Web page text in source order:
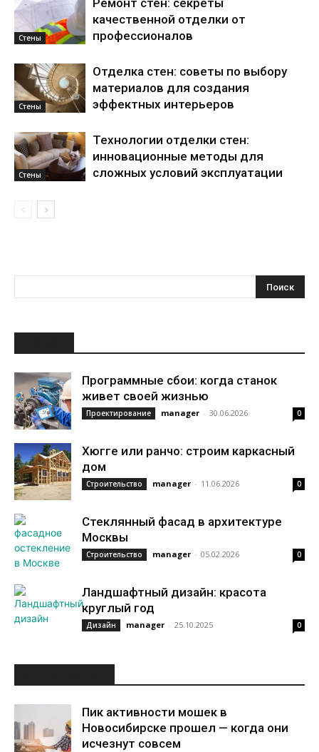
Стены
Ремонт стен: секреты
качественной отделки от
профессионалов
Стены
Отделка стен: советы по выбору
материалов для создания
эффектных интерьеров
Стены
Технологии отделки стен:
инновационные методы для
сложных условий эксплуатации
Программные сбои: когда станок
живет своей жизнью
Проектирование manager - 30.06.2026 0
Хюгге или ранчо: строим каркасный
дом
Строительство manager - 11.06.2026 0
Стеклянный фасад в архитектуре
Москвы
Строительство manager - 05.02.2026 0
Ландшафтный дизайн: красота
круглый год
Дизайн manager - 25.10.2025 0
Пик активности мошек в
Новосибирске прошел — когда они
исчезнут совсем